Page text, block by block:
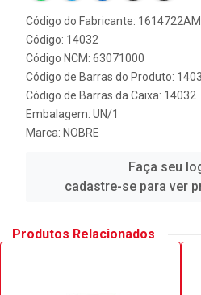
Código do Fabricante: 1614722AM
Código: 14032
Código NCM: 63071000
Código de Barras do Produto:
Código de Barras da Caixa: 14032
Embalagem: UN/1
Marca: NOBRE
Faça seu
cadastre-se para ver
Produtos Relacionados